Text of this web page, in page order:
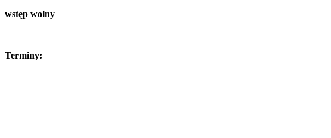
wstęp wolny
Terminy: